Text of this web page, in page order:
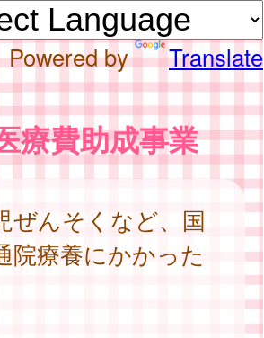
Powered by Translate
療費助成事業
ぜんそくなど、国
院療養にかかった